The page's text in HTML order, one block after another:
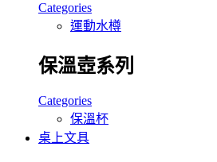
Categories
運動水樽
保溫壺系列
Categories
保溫杯
桌上文具